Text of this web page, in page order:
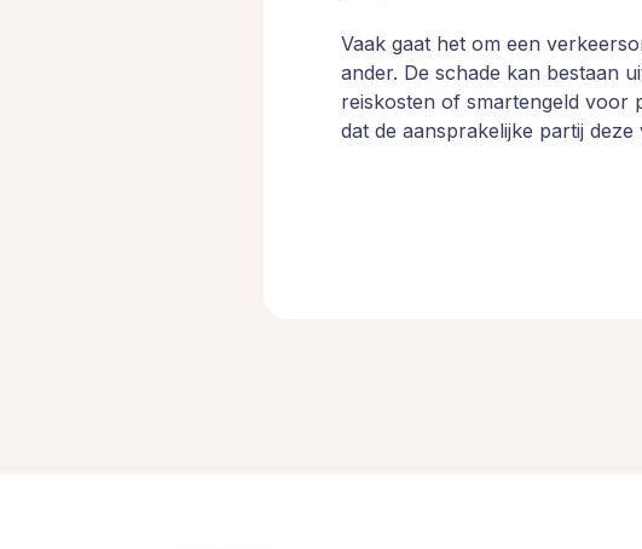
Vaak gaat het om een
ander. De schade kan bestaan
reiskosten of smartengeld voor
dat de aansprakelijke partij deze